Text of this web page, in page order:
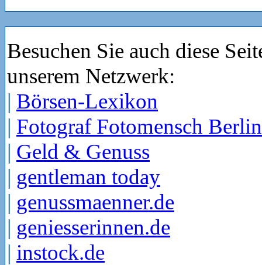
Besuchen Sie auch diese
unserem Netzwerk:
| Börsen-Lexikon
| Fotograf Fotomensch Berlin
| Geld & Genuss
| gentleman today
| genussmaenner.de
| geniesserinnen.de
| instock.de